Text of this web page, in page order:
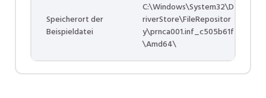
Speicherort der
Beispieldatei
C:\Windows\System32\D
riverStore\FileRepositor
y\prnca001.inf_c505b61f
\Amd64\